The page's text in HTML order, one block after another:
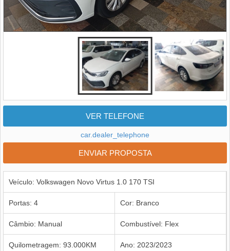
VER TELEFONE
car.dealer_telephone
ENVIAR PROPOSTA
Veículo: Volkswagen Novo Virtus 1.0 170 TSI
Portas: 4 Cor: Branco
Câmbio: Manual Combustível: Flex
Quilometragem: 93.000KM Ano: 2023/2023